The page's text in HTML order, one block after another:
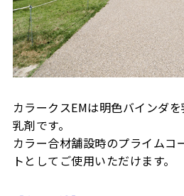
カラークスEMは明色バインダ
乳剤です。
カラー合材舗設時のプライムコ
トとしてご使用いただけます。